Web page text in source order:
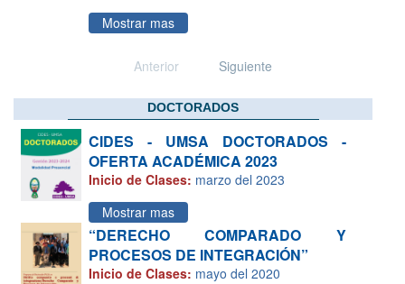
Mostrar mas
Anterior Siguiente
DOCTORADOS
CIDES - UMSA DOCTORADOS -
OFERTA ACADÉMICA 2023
Inicio de Clases: marzo del 2023
Mostrar mas
“DERECHO COMPARADO Y
PROCESOS DE INTEGRACIÓN”
Inicio de Clases: mayo del 2020